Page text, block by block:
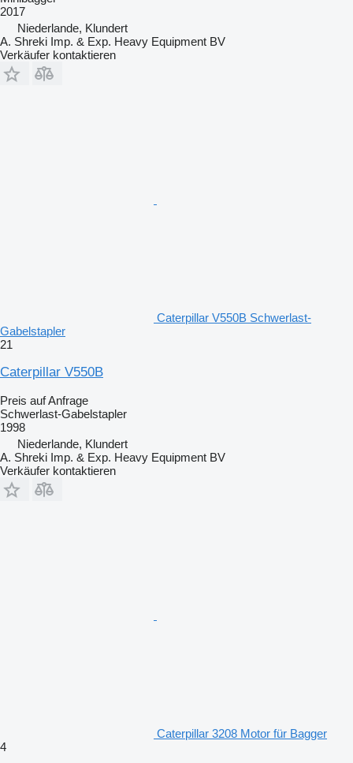
2017
Niederlande, Klundert
A. Shreki Imp. & Exp. Heavy Equipment BV
Verkäufer kontaktieren
Caterpillar V550B Schwerlast-
Gabelstapler
21
Caterpillar V550B
Preis auf Anfrage
Schwerlast-Gabelstapler
1998
Niederlande, Klundert
A. Shreki Imp. & Exp. Heavy Equipment BV
Verkäufer kontaktieren
Caterpillar 3208 Motor für Bagger
4